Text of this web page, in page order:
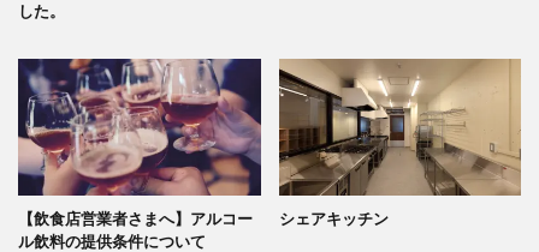
した。
【飲食店営業者さまへ】アルコー
ル飲料の提供条件について
シェアキッチン